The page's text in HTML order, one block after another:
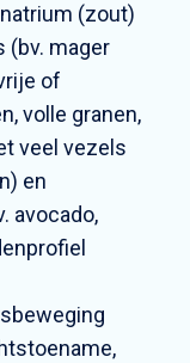
(zout)
(bv. mager
of
volle granen,
veel vezels
en
avocado,